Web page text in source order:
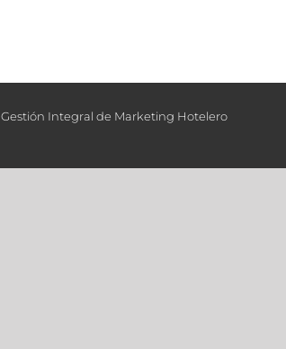
Gestión Integral de Marketing Hotelero